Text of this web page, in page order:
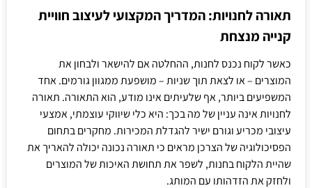
תאורה לחנויות: המדריך המקצועי לעיצוב חוויית
קנייה מנצחת
כאשר לקוח נכנס לחנות, ההחלטה אם להישאר ולבחון את
המוצרים – או לצאת תוך שניות – מושפעת ממגוון גורמים. אחד
המשפיעים ביותר, אף שלעיתים אינו מודע, הוא התאורה. תאורה
לחנויות אינה עניין של מה בכך: היא כלי שיווקי עוצמתי, אמצעי
עיצובי מכריע וגורם ישיר להגדלת המכירות. מחקרים בתחום
הפסיכולוגיה של הצרכן מראים כי תאורה נכונה יכולה להאריך את
שהיית הלקוח בחנות, לשפר את תחושת האיכות של המוצרים
ולחזק את הזדהותו עם המותג.